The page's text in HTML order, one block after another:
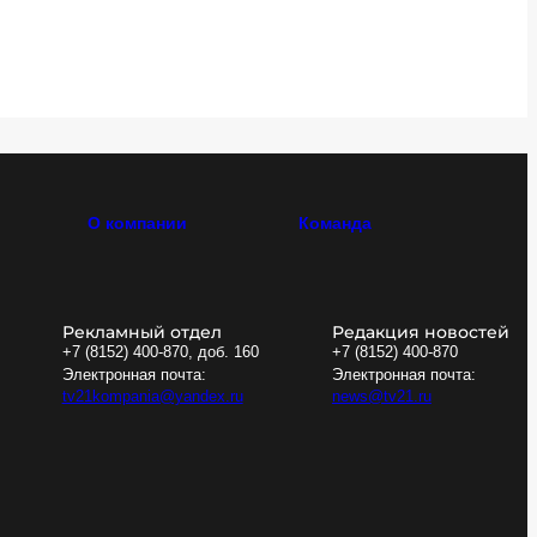
О компании
Команда
Рекламный отдел
+7 (8152) 400-870, доб. 160
Электронная почта:
tv21kompania@yandex.ru
Редакция новостей
+7 (8152) 400-870
Электронная почта:
news@tv21.ru